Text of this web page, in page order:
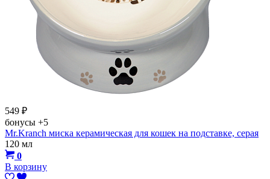
549 ₽
бонусы +5
Mr.Kranch миска керамическая для кошек на подставке, серая
120 мл
0
В корзину